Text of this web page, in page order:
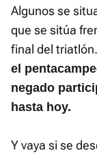
Algunos se
que se sitúa
final del triatlón.
el
negado
hasta hoy.
Y vaya si se